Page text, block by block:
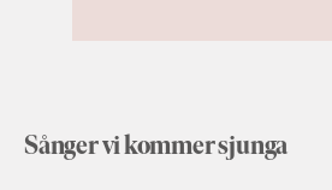
Sånger vi kommer sjunga